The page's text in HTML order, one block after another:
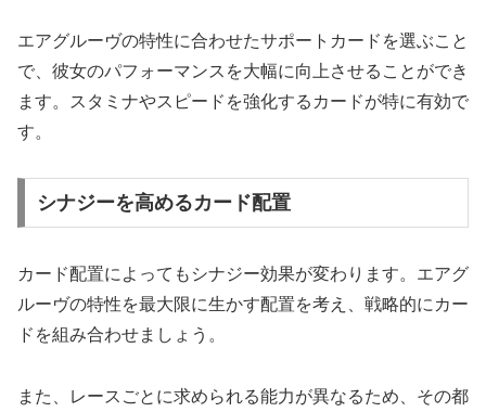
エアグルーヴの特性に合わせたサポートカードを選ぶこと
で、彼女のパフォーマンスを大幅に向上させることができ
ます。スタミナやスピードを強化するカードが特に有効で
す。
シナジーを高めるカード配置
カード配置によってもシナジー効果が変わります。エアグ
ルーヴの特性を最大限に生かす配置を考え、戦略的にカー
ドを組み合わせましょう。
また、レースごとに求められる能力が異なるため、その都